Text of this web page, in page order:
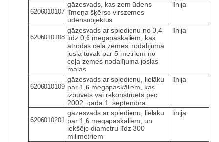
6206010107
gāzesvads, kas zem ūdens
līmeņa šķērso virszemes
ūdensobjektus
līnija
6206010108
gāzesvads ar spiedienu no 0,4
līdz 0,6 megapaskāliem, kas
atrodas ceļa zemes nodalījuma
joslā tuvāk par 5 metriem no
ceļa zemes nodalījuma joslas
malas
līnija
6206010109
gāzesvads ar spiedienu, lielāku
par 1,6 megapaskāliem, kas
izbūvēts vai rekonstruēts pēc
2002. gada 1. septembra
līnija
6206010201
gāzesvads ar spiedienu, lielāku
par 1,6 megapaskāliem, un
iekšējo diametru līdz 300
milimetriem
līnija